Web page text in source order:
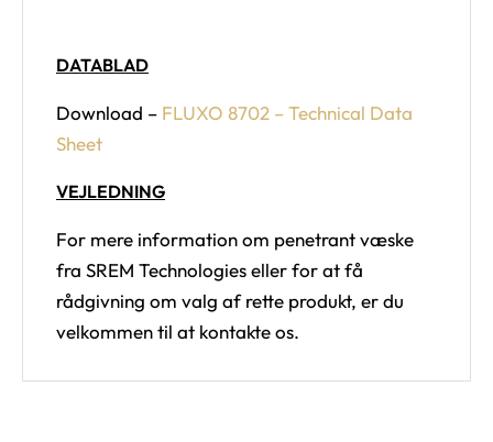
DATABLAD
Download – FLUXO 8702 – Technical Data
Sheet
VEJLEDNING
For mere information om penetrant væske
fra SREM Technologies eller for at få
rådgivning om valg af rette produkt, er du
velkommen til at kontakte os.